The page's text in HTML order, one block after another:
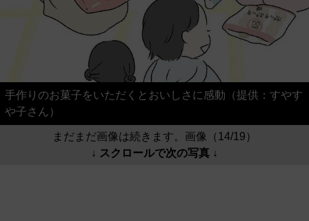
手作りのお菓子をいただくとおいしさに感動（提供：すやす
や子さん）
まだまだ画像は続きます。画像（14/19）
↓ スクロールで次の写真 ↓